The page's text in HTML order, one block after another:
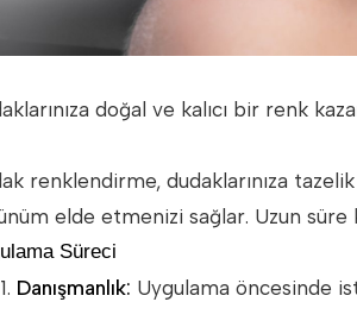
doğal ve kalıcı bir renk
renklendirme, dudaklarınıza
elde etmenizi sağlar. Uzun süre
Süreci
Danışmanlık: Uygulama öncesinde